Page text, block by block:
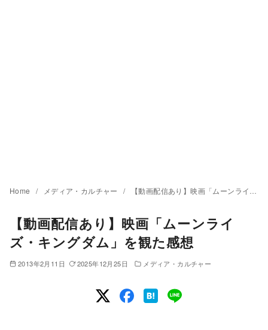
Home メディア・カルチャー 【動画配信あり】映画「ムーンライズ・キングダム」を観た感想
【動画配信あり】映画「ムーンライ
ズ・キングダム」を観た感想
2013年2月11日 2025年12月25日 メディア・カルチャー